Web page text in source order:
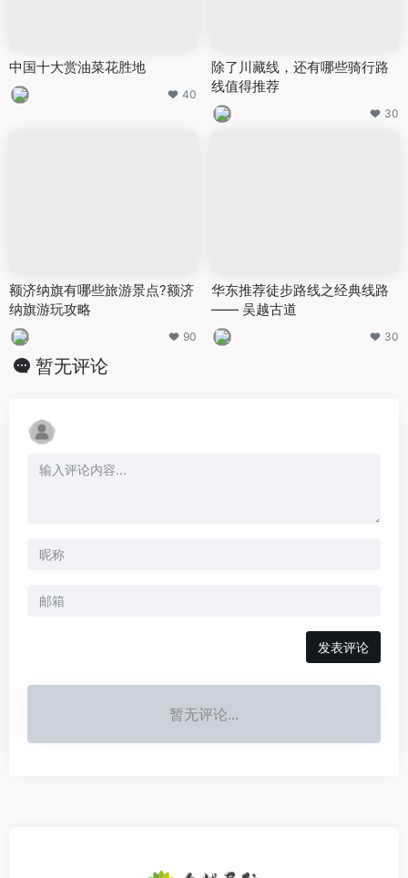
中国十大赏油菜花胜地
40
除了川藏线，还有哪些骑行路
线值得推荐
30
额济纳旗有哪些旅游景点?额济
纳旗游玩攻略
90
华东推荐徒步路线之经典线路
—— 吴越古道
30
暂无评论
发表评论
暂无评论...